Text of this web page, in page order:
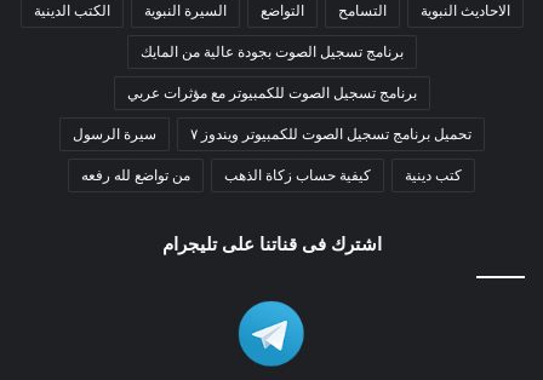
الاحاديث النبوية التسامح التواضع السيرة النبوية الكتب الدينية
برنامج تسجيل الصوت بجودة عالية من المايك
برنامج تسجيل الصوت للكمبيوتر مع مؤثرات عربي
تحميل برنامج تسجيل الصوت للكمبيوتر ويندوز ٧ سيرة الرسول
كتب دينية كيفية حساب زكاة الذهب من تواضع لله رفعه
اشترك فى قناتنا على تليجرام